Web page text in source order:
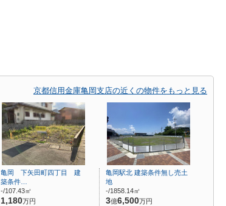
京都信用金庫亀岡支店の近くの物件をもっと見る
亀岡 下矢田町四丁目 建
築条件…
-/107.43㎡
1,180万円
亀岡駅北 建築条件無し売土
地
-/1858.14㎡
3億6,500万円